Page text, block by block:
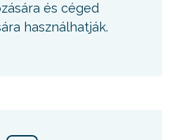
és céged
használhatják.